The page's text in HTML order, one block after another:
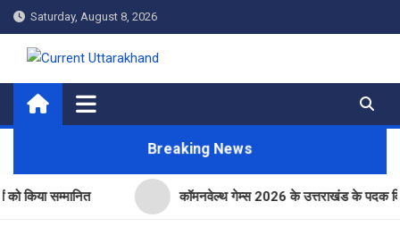
Skip
to
content
Saturday, August 8, 2026
Current Uttarakhand
Breaking News
कॉमनवेल्थ गेम्स 2026 के उत्तराखंड के पदक विजेताओं और